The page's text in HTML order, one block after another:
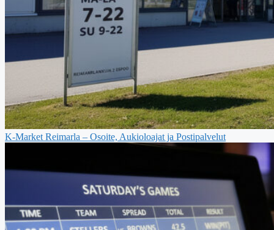
K-Market Reimarla – Osoite, Aukioloajat ja Postipalvelut